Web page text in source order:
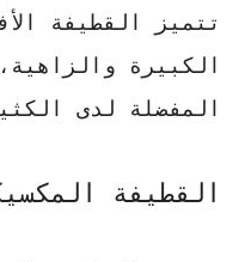
تتميز القطيفة
الكبيرة
المفضلة لدى
القطيفة